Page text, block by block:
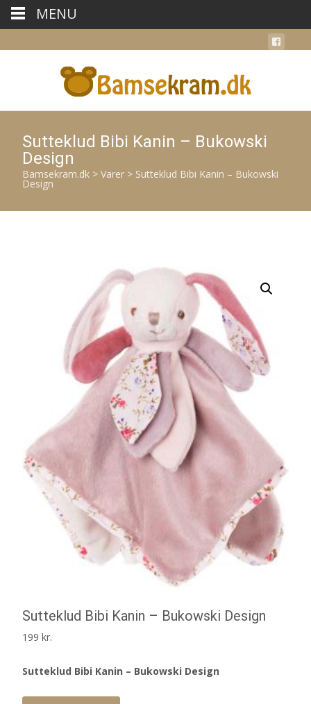
Sutteklud Bibi Kanin – Bukowski
Design
Bamsekram.dk > Varer > Sutteklud Bibi Kanin – Bukowski
Design
Sutteklud Bibi Kanin – Bukowski Design
199 kr.
Sutteklud Bibi Kanin – Bukowski Design
MENU